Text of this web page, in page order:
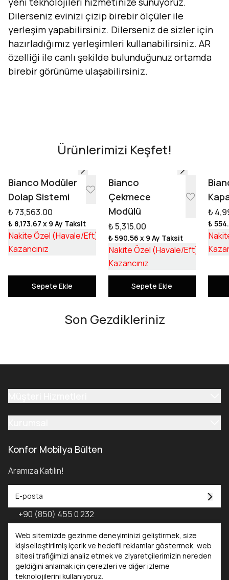
Web sitemizde gezinme deneyiminizi geliştirmek, size
kişiselleştirilmiş içerik ve hedefli reklamlar göstermek, web
sitesi trafiğimizi analiz etmek ve ziyaretçilerimizin nereden
geldiğini anlamak için çerezleri ve diğer izleme
teknolojilerini kullanıyoruz.
Dilerseniz evinizi çizip birebir ölçüler ile
yerleşim yapabilirsiniz. Dilerseniz de sizler için
hazırladığımız yerleşimleri kullanabilirsiniz. AR
özelliği ile canlı şekilde bulunduğunuz ortamda
birebir görünüme ulaşabilirsiniz.
Tasarıma Başla
Ürünlerimizi Keşfet!
Bianco Modüler
Dolap Sistemi
₺ 73,563.00
₺ 8,173.67 x 9 Ay Taksit
Nakite Özel (Havale/Eft) ₺ 55,253.17
Kazancınız ₺ 18,309.83
Sepete Ekle
Bianco
Çekmece
Modülü
₺ 5,315.00
₺ 590.56 x 9 Ay Taksit
Nakite Özel (Havale/Eft) ₺
Kazancınız
Sepete Ekle
₺
₺
Son Gezdikleriniz
Kataloglar
Konfor Mobilya Bülten
Aramıza Katılın!
+90 (850) 455 0 232
Konfor Mobilya Kataloğu - 2025